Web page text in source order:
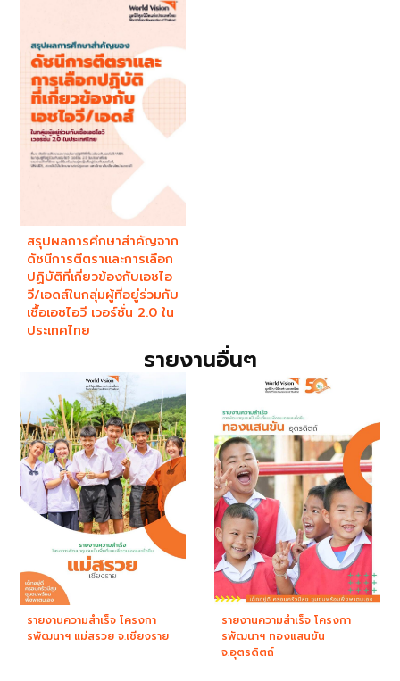
สรุปผลการศึกษาสำคัญจาก
ดัชนีการตีตราและการเลือก
ปฏิบัติที่เกี่ยวข้องกับเอชไอ
วี/เอดส์ในกลุ่มผู้ที่อยู่ร่วมกับ
เชื้อเอชไอวี เวอร์ชั่น 2.0 ใน
ประเทศไทย
รายงานอื่นๆ
รายงานความสำเร็จ โครงกา
รพัฒนาฯ แม่สรวย จ.เชียงราย
รายงานความสำเร็จ โครงกา
รพัฒนาฯ ทองแสนขัน
จ.อุตรดิตถ์